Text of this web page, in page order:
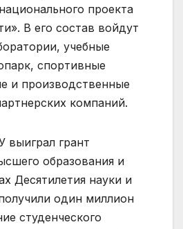
проекта
В его состав войдут
учебные
спортивные
и производственные
компаний.
выиграл грант
образования и
Десятилетия науки и
один миллион
студенческого